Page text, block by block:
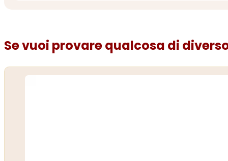
Se vuoi provare qualcosa di